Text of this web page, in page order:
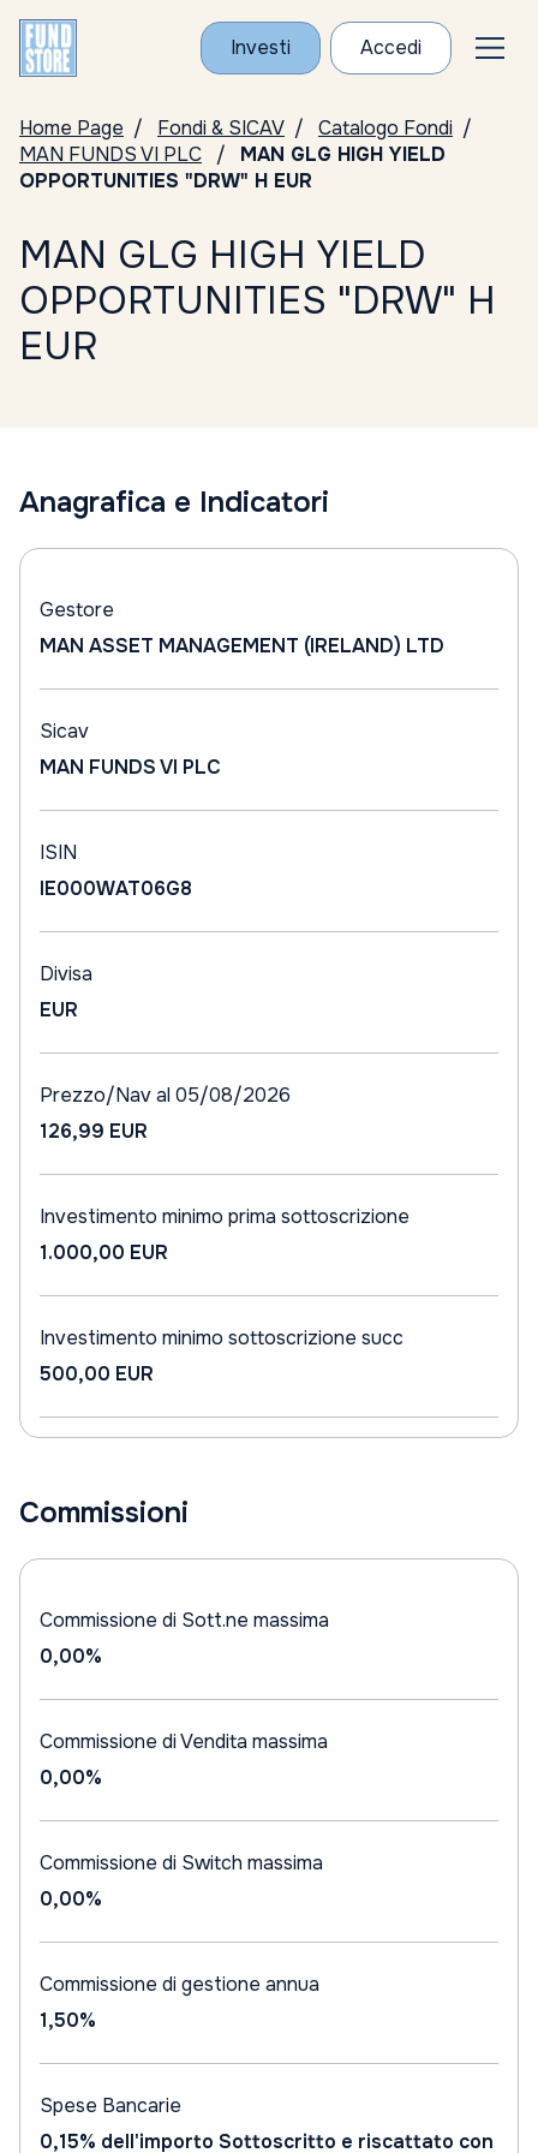
Investi Accedi
Home Page Fondi & SICAV
Catalogo Fondi
MAN FUNDS VI PLC
MAN GLG HIGH YIELD
OPPORTUNITIES "DRW" H EUR
MAN GLG HIGH YIELD
OPPORTUNITIES "DRW" H
EUR
Anagrafica e Indicatori
Gestore
MAN ASSET MANAGEMENT (IRELAND) LTD
Sicav
MAN FUNDS VI PLC
ISIN
IE000WAT06G8
Divisa
EUR
Prezzo/Nav al 05/08/2026
126,99 EUR
Investimento minimo prima sottoscrizione
1.000,00 EUR
Investimento minimo sottoscrizione succ
500,00 EUR
Commissioni
Commissione di Sott.ne massima
0,00%
Commissione di Vendita massima
0,00%
Commissione di Switch massima
0,00%
Commissione di gestione annua
1,50%
Spese Bancarie
0,15% dell'importo Sottoscritto e riscattato con